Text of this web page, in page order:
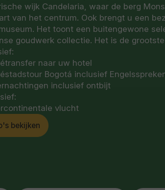
wijk Candelaria, waar de berg
van het centrum. Ook brengt u een
Het toont een buitengewone
goudwerk collectie. Het is de
naar uw hotel
Bogotá inclusief
inclusief ontbijt
vlucht
bekijken